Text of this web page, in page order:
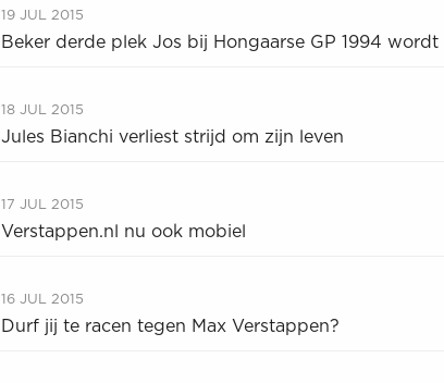
19 JUL 2015
Beker derde plek Jos bij Hongaarse GP 1994 wordt
18 JUL 2015
Jules Bianchi verliest strijd om zijn leven
17 JUL 2015
Verstappen.nl nu ook mobiel
16 JUL 2015
Durf jij te racen tegen Max Verstappen?